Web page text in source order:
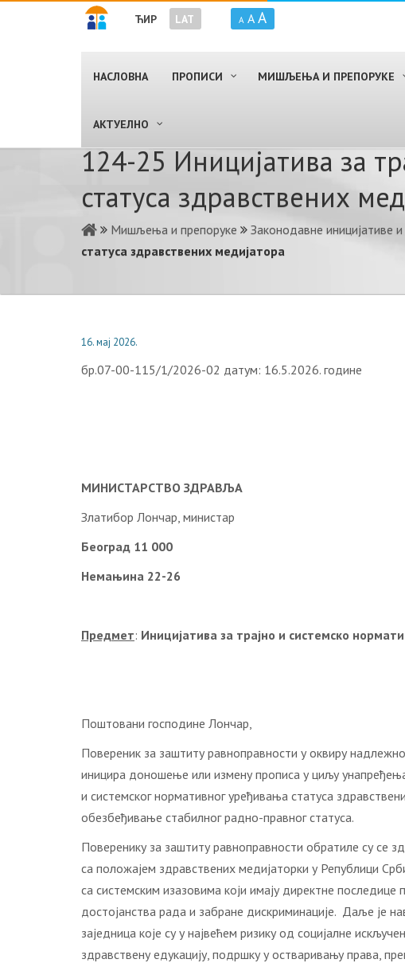
ЋИР LAT A A A
НАСЛОВНА ПРОПИСИ МИШЉЕЊА И ПРЕПОРУКЕ
AКТУЕЛНО
124-25 Иницијатива за
статуса здравствених
Мишљења и препоруке Законодавне
статуса здравствених медијаторa
16. мај 2026.
бр.07-00-115/1/2026-02 датум: 16.5.2026. године
МИНИСТАРСТВО ЗДРАВЉА
Златибор Лончар, министар
Београд 11 000
Немањина 22-26
Предмет: Иницијатива за трајно и системско
Поштовани господине Лончар,
Повереник за заштиту равноправности у оквиру
иницира доношење или измену прописа у циљу
и системског нормативног уређивања статуса
обезбеђивање стабилног радно-правног статуса.
Поверенику за заштиту равноправности обратиле су се
са положајем здравствених медијаторки у Републици
са системским изазовима који имају директне
достојанства рада и забране дискриминације. Даље је
заједница које су у највећем ризику од социјалне
здравствену едукацију, подршку у остваривању права,